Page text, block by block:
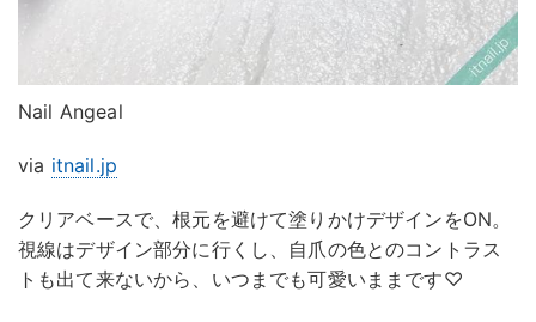
Nail Angeal
via itnail.jp
クリアベースで、根元を避けて塗りかけデザインをON。
視線はデザイン部分に行くし、自爪の色とのコントラス
トも出て来ないから、いつまでも可愛いままです♡